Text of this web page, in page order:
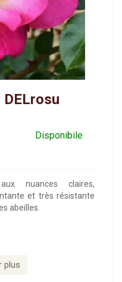
Disponibile
nuances claires,
et très résistante
abeilles.
plus